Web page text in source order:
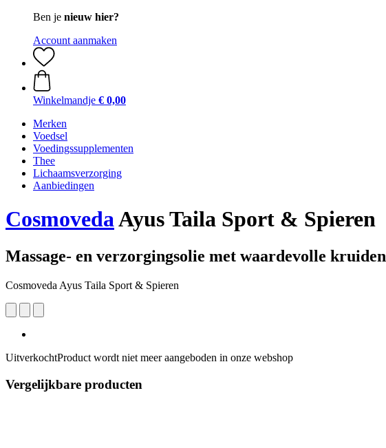
Ben je nieuw hier?
Account aanmaken
Winkelmandje € 0,00
Merken
Voedsel
Voedingssupplementen
Thee
Lichaamsverzorging
Aanbiedingen
CosmovedaAyus Taila Sport & Spieren
Massage- en verzorgingsolie met waardevolle kruiden
Cosmoveda Ayus Taila Sport & Spieren
UitverkochtProduct wordt niet meer aangeboden in onze webshop
Vergelijkbare producten